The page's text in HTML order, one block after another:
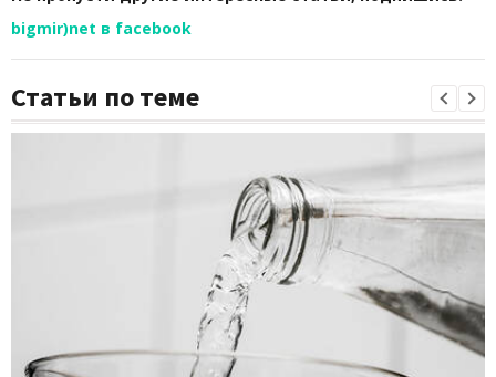
bigmir)net в facebook
Статьи по теме